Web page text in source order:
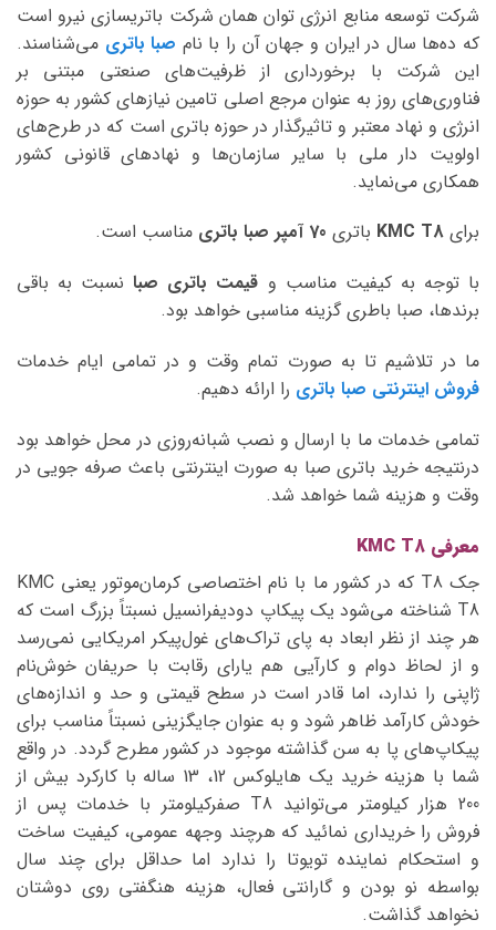
شرکت توسعه منابع انرژی توان همان شرکت باتریسازی نیرو است
که ده‌ها سال در ایران و جهان آن را با نام صبا باتری می‌شناسند.
این شرکت با برخورداری از ظرفیت‌های صنعتی مبتنی بر
فناوری‌های روز به عنوان مرجع اصلی تامین نیازهای کشور به حوزه
انرژی و نهاد معتبر و تاثیرگذار در حوزه باتری است که در طرح‌های
اولویت دار ملی با سایر سازمان‌ها و نهادهای قانونی کشور
همکاری می‌نماید.
برای KMC T8 باتری 70 آمپر صبا باتری مناسب است.
با توجه به کیفیت مناسب و قیمت باتری صبانسبت به باقی
برندها، صبا باطری گزینه مناسبی خواهد بود.
ما در تلاشیم تا به صورت تمام وقت و در تمامی ایام خدمات
فروش اینترنتی صبا باتری را ارائه دهیم.
تمامی خدمات ما با ارسال و نصب شبانه‌روزی در محل خواهد بود
درنتیجه خرید باتری صبا به صورت اینترنتی باعث صرفه جویی در
وقت و هزینه شما خواهد شد.
معرفی KMC T8
جک T8 که در کشور ما با نام اختصاصی کرمان‌موتور یعنی KMC
T8 شناخته می‌شود یک پیکاپ دودیفرانسیل نسبتاً بزرگ است که
هر چند از نظر ابعاد به پای تراک‌های غول‌پیکر امریکایی نمی‌رسد
و از لحاظ دوام و کارآیی هم یارای رقابت با حریفان خوش‌نام
ژاپنی را ندارد، اما قادر است در سطح قیمتی و حد و اندازه‌های
خودش کارآمد ظاهر شود و به عنوان جایگزینی نسبتاً مناسب برای
پیکاپ‌های پا به سن گذاشته موجود در کشور مطرح گردد. در واقع
شما با هزینه خرید یک هایلوکس 12، 13 ساله با کارکرد بیش از
200 هزار کیلومتر می‌توانید T8 صفرکیلومتر با خدمات پس از
فروش را خریداری نمائید که هرچند وجهه عمومی، کیفیت ساخت
و استحکام نماینده تویوتا را ندارد اما حداقل برای چند سال
بواسطه نو بودن و گارانتی فعال، هزینه هنگفتی روی دوشتان
نخواهد گذاشت.